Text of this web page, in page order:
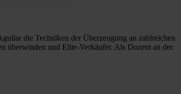
die Techniken der Überzeugung an zahlreichen
überwinden und Elite-Verkäufer. Als Dozent an der